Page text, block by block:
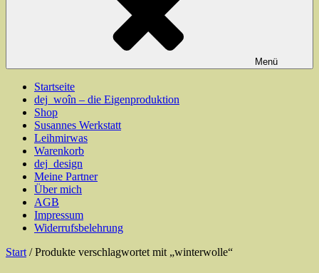
Menü
Startseite
dej_woîn – die Eigenproduktion
Shop
Susannes Werkstatt
Leihmirwas
Warenkorb
dej_design
Meine Partner
Über mich
AGB
Impressum
Widerrufsbelehrung
Start / Produkte verschlagwortet mit „winterwolle“